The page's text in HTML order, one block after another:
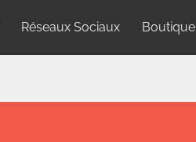
Réseaux Sociaux Boutique